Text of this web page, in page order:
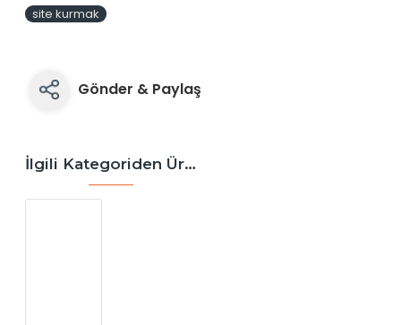
site kurmak
Gönder & Paylaş
İlgili Kategoriden Ürünler